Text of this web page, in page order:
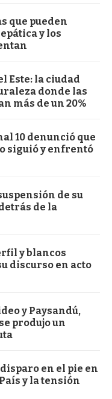
que pueden
y los
Este: la ciudad
donde las
más de un 20%
10 denunció que
siguió y enfrentó
de su
de la
y blancos
discurso en acto
y Paysandú,
produjo un
en el pie en
y la tensión